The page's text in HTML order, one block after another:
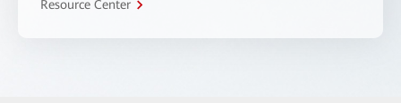
Resource Center